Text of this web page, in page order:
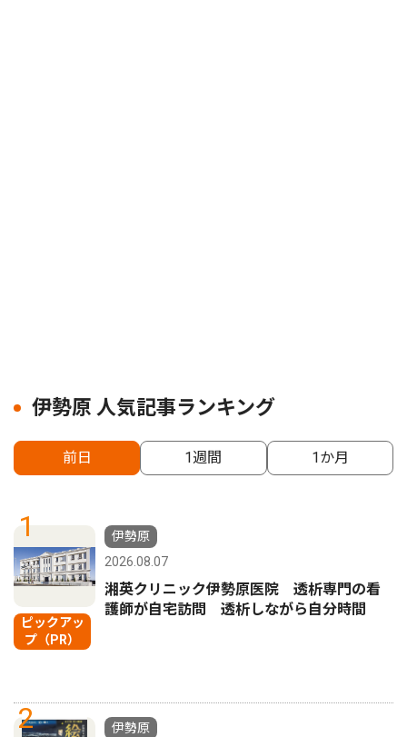
伊勢原 人気記事ランキング
前日 1週間 1か月
1
ピックアッ
プ（PR）
伊勢原
2026.08.07
湘英クリニック伊勢原医院 透析専門の看
護師が自宅訪問 透析しながら自分時間
2
伊勢原